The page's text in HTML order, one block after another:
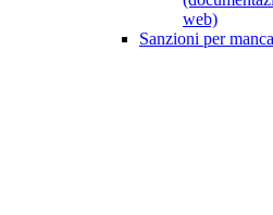
web)
Sanzioni per